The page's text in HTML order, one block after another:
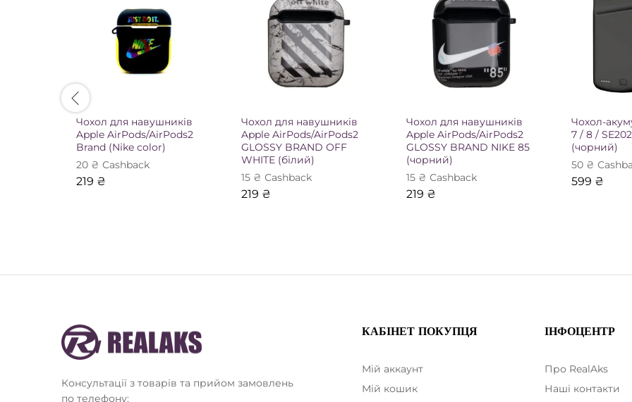
Чохол для навушників
Apple AirPods/AirPods2
Brand (Nike color)
20 ₴ Сashback
219 ₴
Чохол для навушників
Apple AirPods/AirPods2
GLOSSY BRAND OFF
WHITE (білий)
15 ₴ Сashback
219 ₴
Чохол для навушників
Apple AirPods/AirPods2
GLOSSY BRAND NIKE 85
(чорний)
15 ₴ Сashback
219 ₴
Чохол-
7 / 8 /
(чорний)
50 ₴
599 ₴
Консультації з товарів та прийом замовлень
по телефону:
КАБІНЕТ ПОКУПЦЯ
Мій аккаунт
Мій кошик
ІНФОЦЕНТР
Про RealAks
Наші контакти